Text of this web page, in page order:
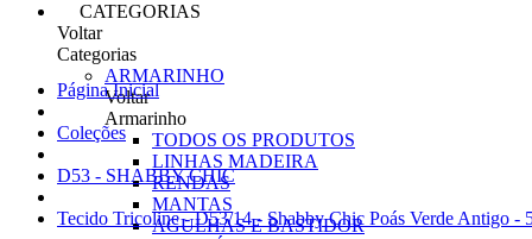
CATEGORIAS
Voltar
Categorias
ARMARINHO
Voltar
Armarinho
TODOS OS PRODUTOS
LINHAS MADEIRA
RENDAS
MANTAS
AGULHAS E BASTIDOR
Página Inicial
Coleções
D53 - SHABBY CHIC
Tecido Tricoline - D53/14 - Shabby Chic Poás Verde Antigo -